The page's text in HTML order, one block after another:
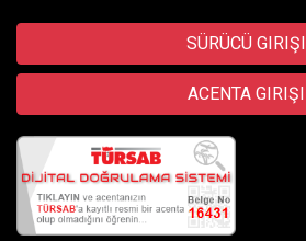
SÜRÜCÜ GIRIŞI
ACENTA GIRIŞI